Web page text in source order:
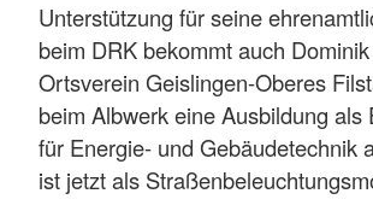
Unterstützung für seine
beim DRK bekommt auch
Ortsverein Geislingen-Oberes
beim Albwerk eine Ausbildung als
für Energie- und Gebäudetechnik
ist jetzt als